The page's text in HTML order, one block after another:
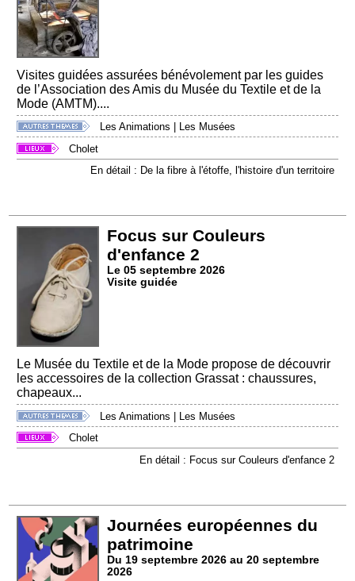
Visites guidées assurées bénévolement par les guides
de l’Association des Amis du Musée du Textile et de la
Mode (AMTM)....
Les Animations
Les Musées
Cholet
En détail : De la fibre à l'étoffe, l'histoire d'un territoire
Focus sur Couleurs
d'enfance 2
Le 05 septembre 2026
Visite guidée
Le Musée du Textile et de la Mode propose de découvrir
les accessoires de la collection Grassat : chaussures,
chapeaux...
Les Animations
Les Musées
Cholet
En détail : Focus sur Couleurs d'enfance 2
Journées européennes du
patrimoine
Du 19 septembre 2026 au 20 septembre
2026